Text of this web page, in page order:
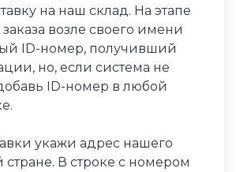
на наш склад. На этапе
возле своего имени
ID-номер, получивший
но, если система не
ID-номер в любой
укажи адрес нашего
стране. В строке с номером